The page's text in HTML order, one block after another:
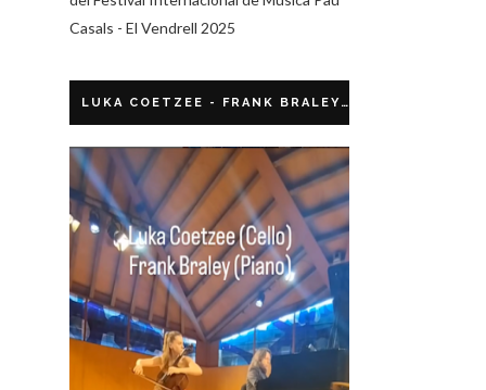
Casals - El Vendrell 2025
LUKA COETZEE - FRANK BRALEY